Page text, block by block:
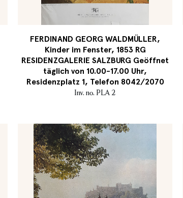
FERDINAND GEORG WALDMÜLLER,
Kinder im Fenster, 1853 RG
RESIDENZGALERIE SALZBURG Geöffnet
täglich von 10.00-17.00 Uhr,
Residenzplatz 1, Telefon 8042/2070
Inv. no. PLA 2